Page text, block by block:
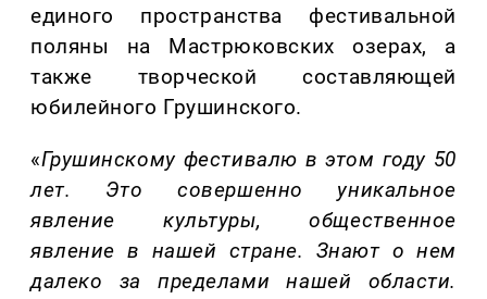
единого пространства фестивальной
поляны на Мастрюковских озерах, а
также творческой составляющей
юбилейного Грушинского.
«Грушинскому фестивалю в этом году 50
лет. Это совершенно уникальное
явление культуры, общественное
явление в нашей стране. Знают о нем
далеко за пределами нашей области.